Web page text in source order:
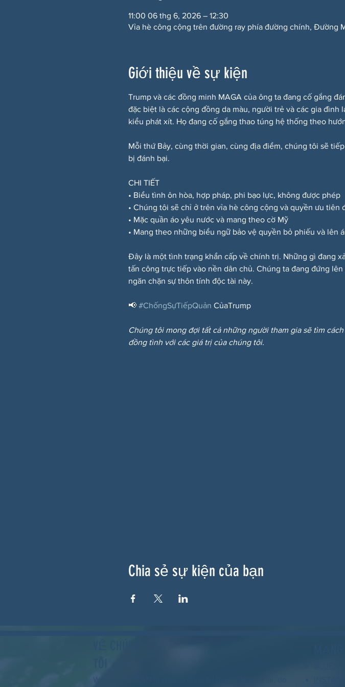
11:00 06 thg 6, 2026 – 12:30
Vỉa hè công cộng trên đường ray phía đường chính, Đường
Giới thiệu về sự kiện
Trump và các đồng minh MAGA của ông ta đang cố gắng
đặc biệt là các cộng đồng da màu, người trẻ và các gia
kiểu phát xít. Họ đang cố gắng thao túng hệ thống theo
Mỗi thứ Bảy, cùng thời gian, cùng địa điểm, chúng tôi sẽ
bị đánh bại.
CHI TIẾT
• Biểu tình ôn hòa, hợp pháp, phi bạo lực, không được phép
• Chúng tôi sẽ chỉ ở trên vỉa hè công cộng và quyền ưu tiên
• Mặc quần áo yêu nước và mang theo cờ Mỹ
• Mang theo những biểu ngữ bảo vệ quyền bỏ phiếu và lên
Đây là một tình trạng khẩn cấp về chính trị. Những gì đang
tấn công trực tiếp vào nền dân chủ. Chúng ta đang đứng
ngăn chặn sự thôn tính độc tài này.
📢 #ChốngSựTiếpQuản CủaTrump
Chúng tôi mong đợi tất cả những người tham gia sẽ tìm
đồng tình với các giá trị của chúng tôi.
Chia sẻ sự kiện của bạn